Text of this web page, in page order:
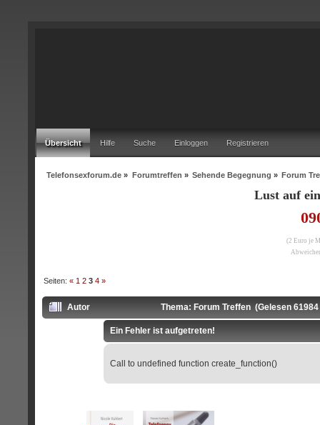
Übersicht Hilfe Suche Einloggen Registrieren
Telefonsexforum.de » Forumtreffen » Sehende Begegnung » Forum
Lust auf
(2 Euro je
Seiten:« 1 2 3 4 »
Autor Thema: Forum Treffen (Gelesen
Ein Fehler ist aufgetreten!
Call to undefined function create_function()